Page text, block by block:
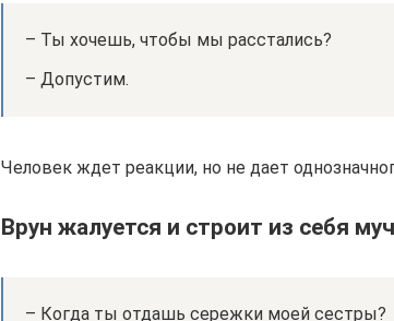
– Ты хочешь, чтобы мы расстались?
– Допустим.
Человек ждет реакции, но не дает
Врун жалуется и строит из себя
– Когда ты отдашь сережки моей сестры?